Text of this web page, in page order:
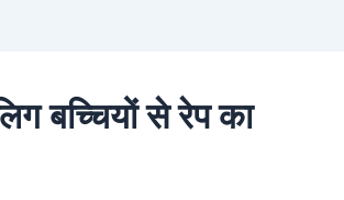
बच्चियों से रेप का